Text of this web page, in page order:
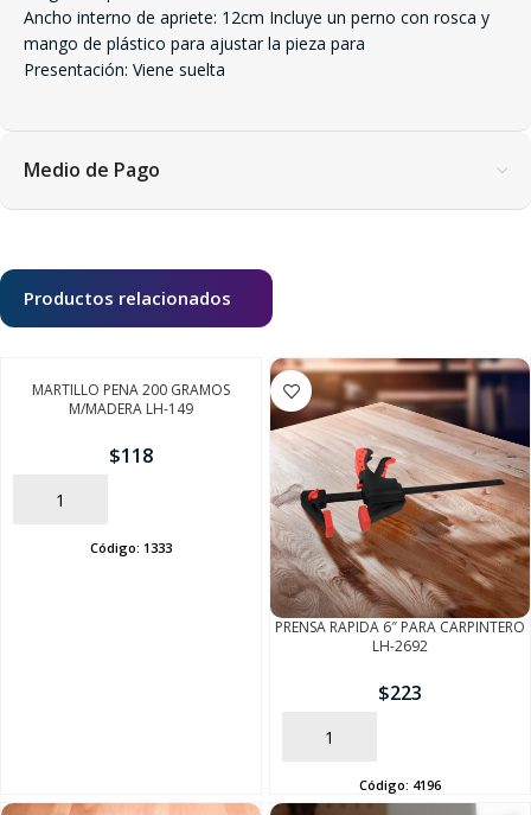
Ancho interno de apriete: 12cm Incluye un perno con rosca y
mango de plástico para ajustar la pieza para
Presentación: Viene suelta
Medio de Pago
Productos relacionados
MARTILLO PENA 200 GRAMOS
M/MADERA LH-149
$118
AÑADIR
Código: 1333
PRENSA RAPIDA 6″ PARA CARPINTERO
LH-2692
$223
AÑADIR
Código: 4196